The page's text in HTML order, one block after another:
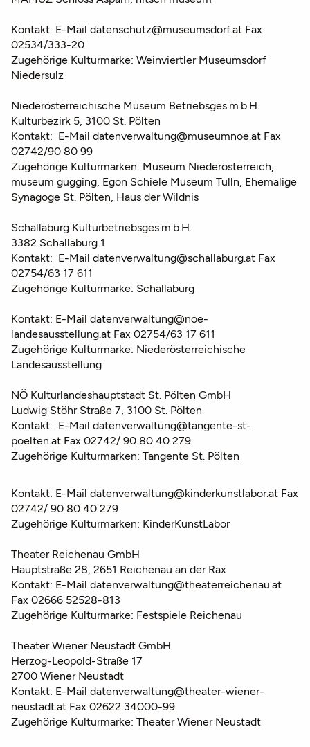
Kontakt: E-Mail datenschutz@museumsdorf.at Fax
02534/333-20
Zugehörige Kulturmarke: Weinviertler Museumsdorf
Niedersulz
Niederösterreichische Museum Betriebsges.m.b.H.
Kulturbezirk 5, 3100 St. Pölten
Kontakt: E-Mail datenverwaltung@museumnoe.at Fax
02742/90 80 99
Zugehörige Kulturmarken: Museum Niederösterreich,
museum gugging, Egon Schiele Museum Tulln, Ehemalige
Synagoge St. Pölten, Haus der Wildnis
Schallaburg Kulturbetriebsges.m.b.H.
3382 Schallaburg 1
Kontakt: E-Mail datenverwaltung@schallaburg.at Fax
02754/63 17 611
Zugehörige Kulturmarke: Schallaburg
Kontakt: E-Mail datenverwaltung@noe-
landesausstellung.at Fax 02754/63 17 611
Zugehörige Kulturmarke: Niederösterreichische
Landesausstellung
NÖ Kulturlandeshauptstadt St. Pölten GmbH
Ludwig Stöhr Straße 7, 3100 St. Pölten
Kontakt: E-Mail datenverwaltung@tangente-st-
poelten.at Fax 02742/ 90 80 40 279
Zugehörige Kulturmarken: Tangente St. Pölten
Kontakt: E-Mail datenverwaltung@kinderkunstlabor.at Fax
02742/ 90 80 40 279
Zugehörige Kulturmarken: KinderKunstLabor
Theater Reichenau GmbH
Hauptstraße 28, 2651 Reichenau an der Rax
Kontakt: E-Mail datenverwaltung@theaterreichenau.at
Fax 02666 52528-813
Zugehörige Kulturmarke: Festspiele Reichenau
Theater Wiener Neustadt GmbH
Herzog-Leopold-Straße 17
2700 Wiener Neustadt
Kontakt: E-Mail datenverwaltung@theater-wiener-
neustadt.at Fax 02622 34000-99
Zugehörige Kulturmarke: Theater Wiener Neustadt